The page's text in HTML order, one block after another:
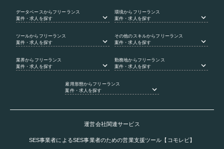
データベース からフリーランス
案件・求人を探す
環境からフリーランス
案件・求人を探す
ツールからフリーランス
案件・求人を探す
その他のスキルからフリーランス
案件・求人を探す
業界からフリーランス
案件・求人を探す
勤務地からフリーランス
案件・求人を探す
雇用形態からフリーランス
案件・求人を探す
運営会社関連サービス
SES事業者によるSES事業者のための営業支援ツール【コモレビ】